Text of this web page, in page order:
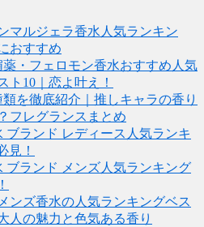
マルジェラ香水人気ランキン
おすすめ
薬・フェロモン香水おすすめ人気
ト10｜恋よ叶え！
類を徹底紹介｜推しキャラの香り
フレグランスまとめ
ブランド レディース人気ランキ
見！
ブランド メンズ人気ランキング
ンズ香水の人気ランキングベス
人の魅力と色気ある香り